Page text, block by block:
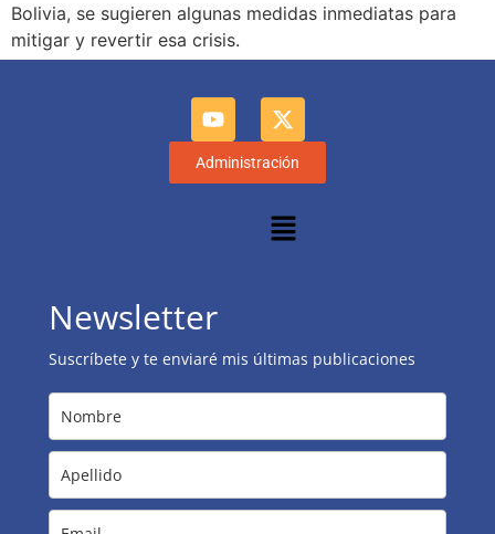
Bolivia, se sugieren algunas medidas inmediatas para
mitigar y revertir esa crisis.
Administración
Newsletter
Suscríbete y te enviaré mis últimas publicaciones